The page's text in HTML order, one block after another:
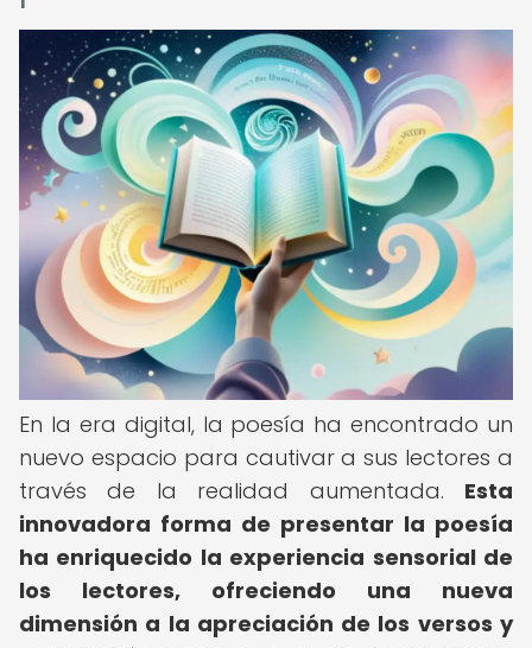
En la era digital, la poesía ha encontrado un
nuevo espacio para cautivar a sus lectores a
través de la realidad aumentada. Esta
innovadora forma de presentar la poesía
ha enriquecido la experiencia sensorial de
los lectores, ofreciendo una nueva
dimensión a la apreciación de los versos y